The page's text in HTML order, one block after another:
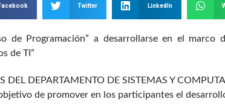
Twitter LinkedIn
de Programación” a desarrollarse en el marco
de TI”
DEL DEPARTAMENTO DE SISTEMAS Y
de promover en los participantes el